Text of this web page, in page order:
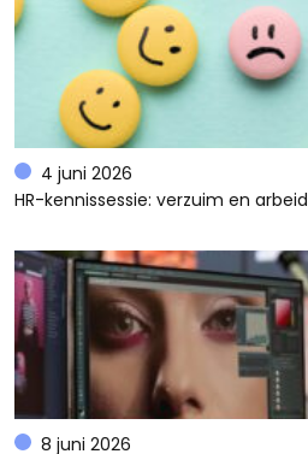
4 juni 2026
HR-kennissessie: verzuim en
8 juni 2026